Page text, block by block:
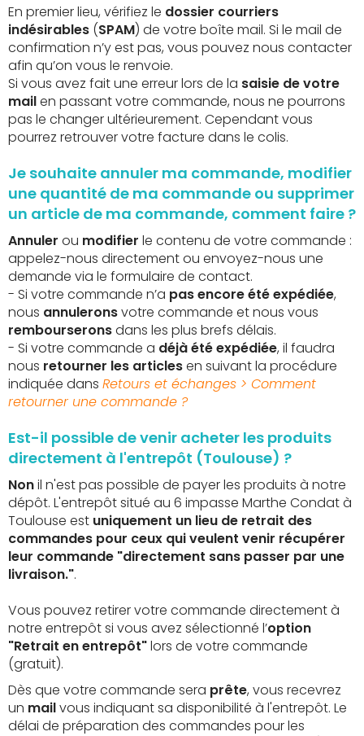
En premier lieu, vérifiez le dossier courriers
indésirables (SPAM) de votre boîte mail. Si le mail de
confirmation n’y est pas, vous pouvez nous contacter
afin qu’on vous le renvoie.
Si vous avez fait une erreur lors de la saisie de votre
mailen passant votre commande, nous ne pourrons
pas le changer ultérieurement. Cependant vous
pourrez retrouver votre facture dans le colis.
Je souhaite annuler ma commande, modifier
une quantité de ma commande ou supprimer
un article de ma commande, comment faire ?
Annuler ou modifier le contenu de votre commande :
appelez-nous directement ou envoyez-nous une
demande via le formulaire de contact.
- Si votre commande n’a pas encore été expédiée,
nous annuleronsvotre commande et nous vous
rembourseronsdans les plus brefs délais.
- Si votre commande a déjà été expédiée, il faudra
nous retourner les articlesen suivant la procédure
indiquée dans Retours et échanges > Comment
retourner une commande ?
Est-il possible de venir acheter les produits
directement à l'entrepôt (Toulouse) ?
Nonil n'est pas possible de payer les produits à notre
dépôt. L'entrepôt situé au 6 impasse Marthe Condat à
Toulouse est uniquement un lieu de retrait des
commandes pour ceux qui veulent venir récupérer
leur commande "directement sans passer par une
livraison.".
Vous pouvez retirer votre commande directement à
notre entrepôt si vous avez sélectionné l’option
"Retrait en entrepôt"lors de votre commande
(gratuit).
Dès que votre commande sera prête, vous recevrez
un mailvous indiquant sa disponibilité à l'entrepôt. Le
délai de préparation des commandes pour les